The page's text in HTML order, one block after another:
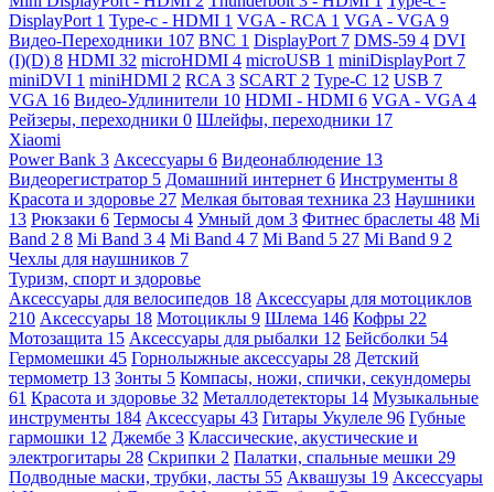
DisplayPort 1 Type-c - HDMI 1 VGA - RCA 1 VGA - VGA 9
Видео-Переходники 107 BNC 1 DisplayPort 7 DMS-59 4 DVI
(I)(D) 8 HDMI 32 microHDMI 4 microUSB 1 miniDisplayPort 7
miniDVI 1 miniHDMI 2 RCA 3 SCART 2 Type-C 12 USB 7
VGA 16 Видео-Удлинители 10 HDMI - HDMI 6 VGA - VGA 4
Рейзеры, переходники 0 Шлейфы, переходники 17
Xiaomi
Power Bank 3 Аксессуары 6 Видеонаблюдение 13
Видеорегистратор 5 Домашний интернет 6 Инструменты 8
Красота и здоровье 27 Мелкая бытовая техника 23 Наушники
13 Рюкзаки 6 Термосы 4 Умный дом 3 Фитнес браслеты 48 Mi
Band 2 8 Mi Band 3 4 Mi Band 4 7 Mi Band 5 27 Mi Band 9 2
Чехлы для наушников 7
Туризм, спорт и здоровье
Аксессуары для велосипедов 18 Аксессуары для мотоциклов
210 Аксессуары 18 Мотоциклы 9 Шлема 146 Кофры 22
Мотозащита 15 Аксессуары для рыбалки 12 Бейсболки 54
Гермомешки 45 Горнолыжные аксессуары 28 Детский
термометр 13 Зонты 5 Компасы, ножи, спички, секундомеры
61 Красота и здоровье 32 Металлодетекторы 14 Музыкальные
инструменты 184 Аксессуары 43 Гитары Укулеле 96 Губные
гармошки 12 Джембе 3 Классические, акустические и
электрогитары 28 Скрипки 2 Палатки, спальные мешки 29
Подводные маски, трубки, ласты 55 Аквашузы 19 Аксессуары